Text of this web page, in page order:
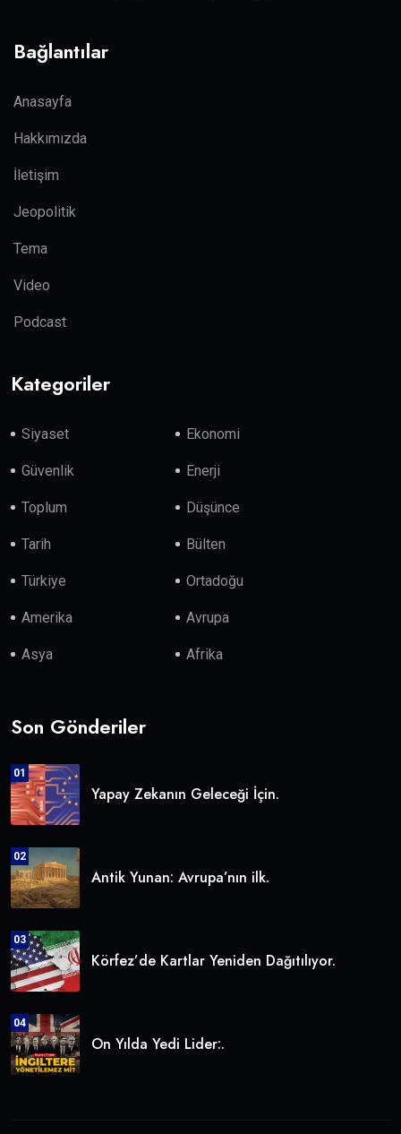
Bağlantılar
Anasayfa
Hakkımızda
İletişim
Jeopolitik
Tema
Video
Podcast
Kategoriler
Siyaset Ekonomi
Güvenlik Enerji
Toplum Düşünce
Tarih Bülten
Türkiye Ortadoğu
Amerika Avrupa
Asya Afrika
Son Gönderiler
01
Yapay Zekanın Geleceği İçin.
02
Antik Yunan: Avrupa’nın ilk.
03
Körfez’de Kartlar Yeniden Dağıtılıyor.
04
On Yılda Yedi Lider:.